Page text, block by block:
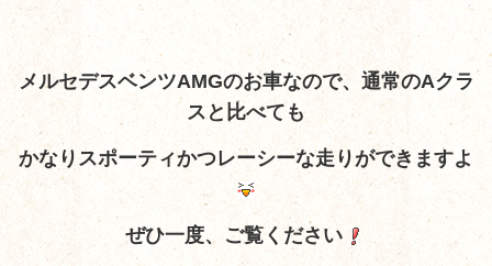
メルセデスベンツAMGのお車なので、通常のAクラ
スと比べても
かなりスポーティかつレーシーな走りができますよ
ぜひ一度、ご覧ください